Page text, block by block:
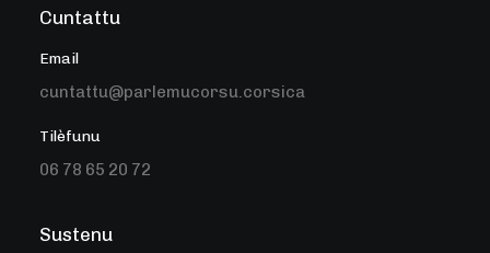
Cuntattu
Email
cuntattu@parlemucorsu.corsica
Tilèfunu
06 78 65 20 72
Sustenu